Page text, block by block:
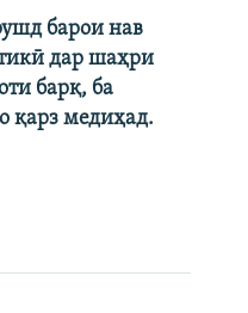
барои нав
дар шаҳри
барқ, ба
қарз медиҳад.